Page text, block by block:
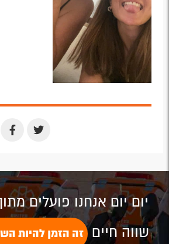
Share
יום יום אנחנו פועלים
שווה חיים זה הזמן להיות